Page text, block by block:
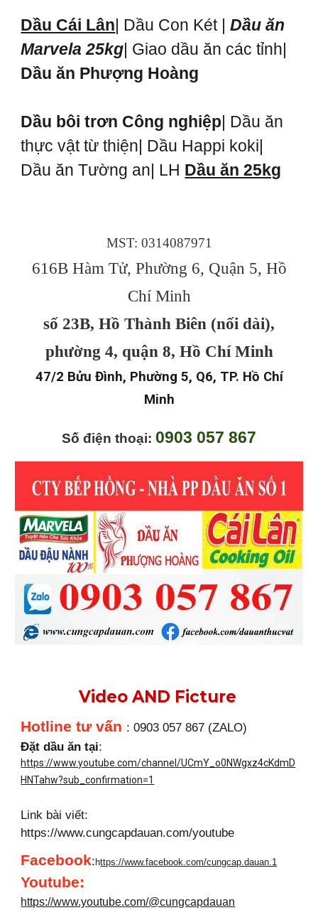
Dầu Cái Lân| Dầu Con Két |Dầu ăn
Marvela 25kg| Giao dầu ăn các tỉnh|
Dầu ăn Phượng Hoàng
Dầu bôi trơn Công nghiệp| Dầu ăn
thực vật từ thiện| Dầu Happi koki|
Dầu ăn Tường an| LH Dầu ăn 25kg
MST: 0314087971
616B Hàm Tử, Phường 6, Quận 5, Hồ
Chí Minh
số 23B, Hồ Thành Biên (nối dài),
phường 4, quận 8, Hồ Chí Minh
47/2 Bửu Đình, Phường 5, Q6, TP. Hồ Chí
Minh
Số điện thoại: 0903 057 867
Video AND Ficture
Hotline tư vấn : 0903 057 867 (ZALO)
Đặt dầu ăn tại:
https://www.youtube.com/channel/UCmY_o0NWgxz4cKdmD
HNTahw?sub_confirmation=1
Link bài viết:
https://www.cungcapdauan.com/youtube
Facebook: https://www.facebook.com/cungcap.dauan.1
Youtube:
https://www.youtube.com/@cungcapdauan